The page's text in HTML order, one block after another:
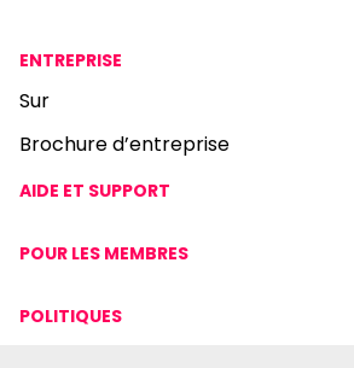
ENTREPRISE
Sur
Brochure d’entreprise
AIDE ET SUPPORT
POUR LES MEMBRES
POLITIQUES